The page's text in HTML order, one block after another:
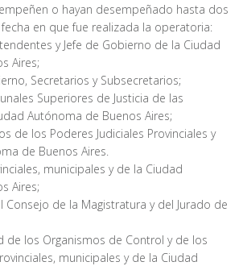
o hayan desempeñado hasta dos
en que fue realizada la operatoria:
y Jefe de Gobierno de la Ciudad
Aires;
Secretarios y Subsecretarios;
Superiores de Justicia de las
Autónoma de Buenos Aires;
de los Poderes Judiciales Provinciales y
de Buenos Aires.
municipales y de la Ciudad
Aires;
de la Magistratura y del Jurado de
de los Organismos de Control y de los
municipales y de la Ciudad